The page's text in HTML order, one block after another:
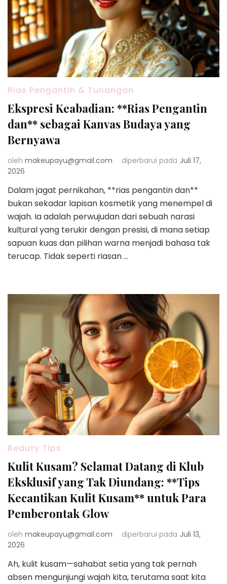
Rias Pengantin & Tunangan
Ekspresi Keabadian: **Rias Pengantin
dan** sebagai Kanvas Budaya yang
Bernyawa
oleh makeupayu@gmail.com diperbarui pada Juli 17,
2026
Dalam jagat pernikahan, **rias pengantin dan**
bukan sekadar lapisan kosmetik yang menempel di
wajah. Ia adalah perwujudan dari sebuah narasi
kultural yang terukir dengan presisi, di mana setiap
sapuan kuas dan pilihan warna menjadi bahasa tak
terucap. Tidak seperti riasan …
Beauty Tips
Kulit Kusam? Selamat Datang di Klub
Eksklusif yang Tak Diundang: **Tips
Kecantikan Kulit Kusam** untuk Para
Pemberontak Glow
oleh makeupayu@gmail.com diperbarui pada Juli 13,
2026
Ah, kulit kusam—sahabat setia yang tak pernah
absen mengunjungi wajah kita, terutama saat kita